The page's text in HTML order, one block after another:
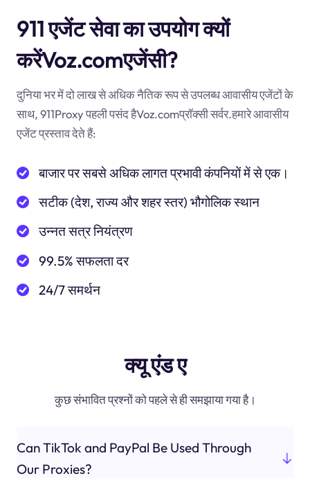
911 एजेंट सेवा का उपयोग क्यों
करेंVoz.comएजेंसी?
दुनिया भर में दो लाख से अधिक नैतिक रूप से उपलब्ध आवासीय एजेंटों के
साथ, 911Proxy पहली पसंद हैVoz.comप्रॉक्सी सर्वर.हमारे आवासीय
एजेंट प्रस्ताव देते हैं:
बाजार पर सबसे अधिक लागत प्रभावी कंपनियों में से एक।
सटीक (देश, राज्य और शहर स्तर) भौगोलिक स्थान
उन्नत सत्र नियंत्रण
99.5% सफलता दर
24/7 समर्थन
क्यू एंड ए
कुछ संभावित प्रश्नों को पहले से ही समझाया गया है।
Can TikTok and PayPal Be Used Through
Our Proxies?